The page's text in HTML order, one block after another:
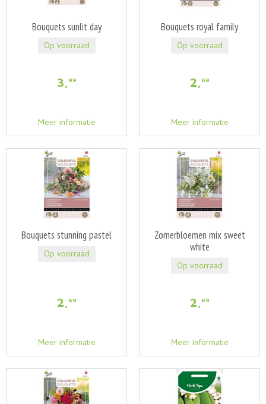
Bouquets sunlit day
3,99
Meer informatie
Op voorraad
Bouquets royal family
2,69
Meer informatie
Op voorraad
Bouquets stunning pastel
2,69
Meer informatie
Op voorraad
Zomerbloemen mix sweet
white
2,69
Meer informatie
Op voorraad